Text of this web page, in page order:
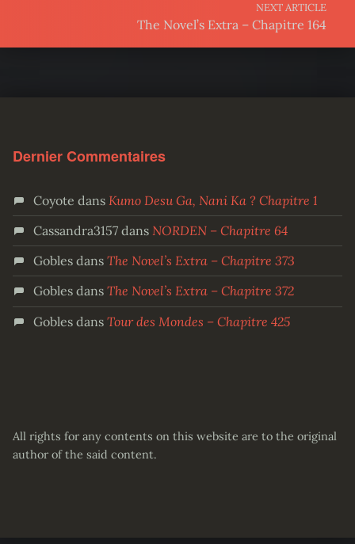
NEXT ARTICLE
The Novel’s Extra – Chapitre 164
Dernier Commentaires
Coyote dans Kumo Desu Ga, Nani Ka ? Chapitre 1
Cassandra3157dans NORDEN – Chapitre 64
Goblesdans The Novel’s Extra – Chapitre 373
Goblesdans The Novel’s Extra – Chapitre 372
Goblesdans Tour des Mondes – Chapitre 425
All rights for any contents on this website are to the original
author of the said content.